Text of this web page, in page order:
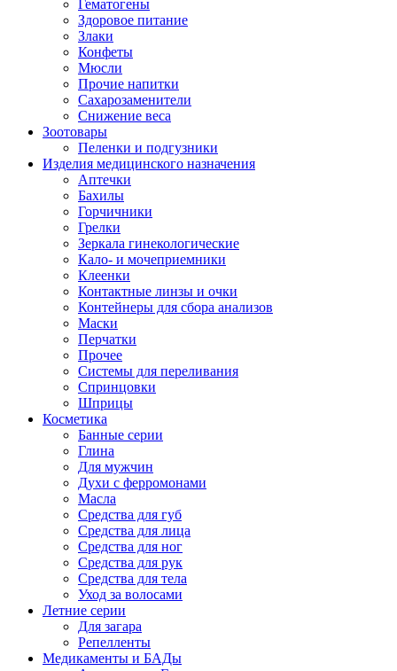
Гематогены
Здоровое питание
Злаки
Конфеты
Мюсли
Прочие напитки
Сахарозаменители
Снижение веса
Зоотовары
Пеленки и подгузники
Изделия медицинского назначения
Аптечки
Бахилы
Горчичники
Грелки
Зеркала гинекологические
Кало- и мочеприемники
Клеенки
Контактные линзы и очки
Контейнеры для сбора анализов
Маски
Перчатки
Прочее
Системы для переливания
Спринцовки
Шприцы
Косметика
Банные серии
Глина
Для мужчин
Духи с ферромонами
Масла
Средства для губ
Средства для лица
Средства для ног
Средства для рук
Средства для тела
Уход за волосами
Летние серии
Для загара
Репелленты
Медикаменты и БАДы